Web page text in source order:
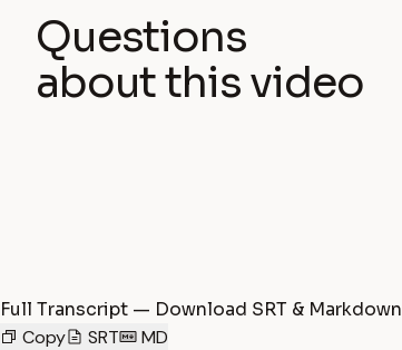
Questions
about this video
Full Transcript — Download SRT & Markdown
Copy
SRT MD